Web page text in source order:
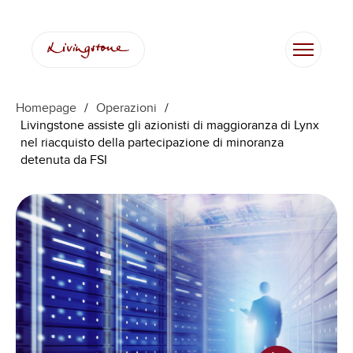
Homepage / Operazioni /
Livingstone assiste gli azionisti di maggioranza di Lynx
nel riacquisto della partecipazione di minoranza
detenuta da FSI